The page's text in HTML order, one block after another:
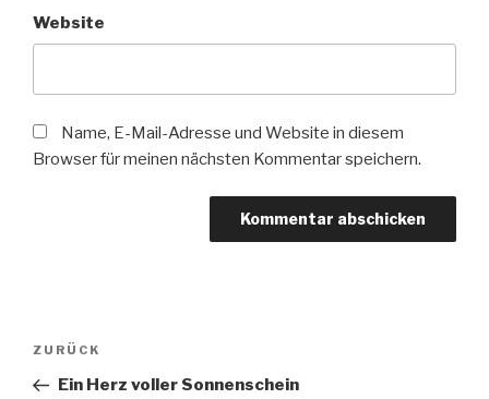
Website
Name, E-Mail-Adresse und Website in diesem
Browser für meinen nächsten Kommentar speichern.
Beitragsnavigation
Vorheriger
Beitrag
ZURÜCK
Ein Herz voller Sonnenschein